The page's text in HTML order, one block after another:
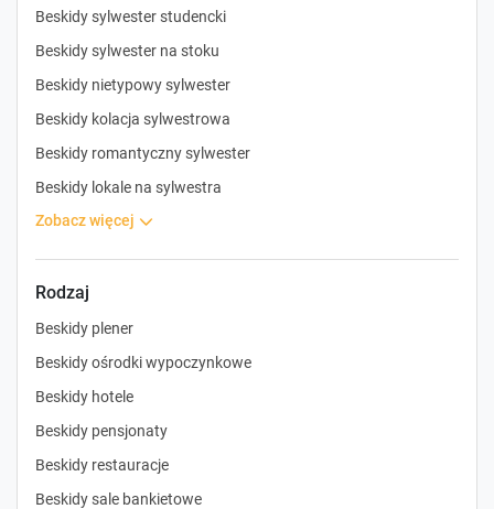
Beskidy sylwester studencki
Beskidy sylwester na stoku
Beskidy nietypowy sylwester
Beskidy kolacja sylwestrowa
Beskidy romantyczny sylwester
Beskidy lokale na sylwestra
zobacz więcej
Rodzaj
Beskidy plener
Beskidy ośrodki wypoczynkowe
Beskidy hotele
Beskidy pensjonaty
Beskidy restauracje
Beskidy sale bankietowe